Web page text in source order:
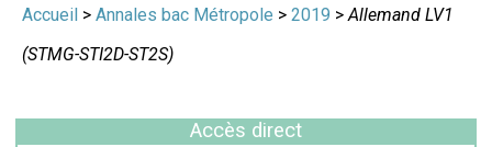
Accueil > Annales bac Métropole > 2019 >Allemand LV1
(STMG-STI2D-ST2S)
Accès direct